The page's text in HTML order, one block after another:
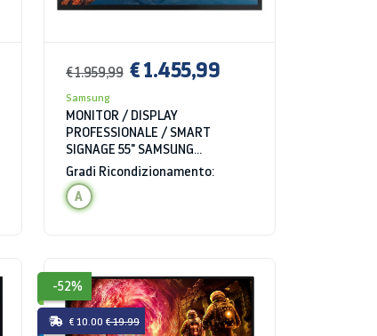
€ 1.959,99 € 1.455,99
Samsung
MONITOR / DISPLAY
PROFESSIONALE / SMART
SIGNAGE 55" SAMSUNG
LH55QMBTBGCXEN SERIE QMB
TOUCH 4K ULTRA HD 8 MS WIFI
BLUETOOTH HDMI USB
Gradi Ricondizionamento:
A
-52%
€ 10.00 € 19.99